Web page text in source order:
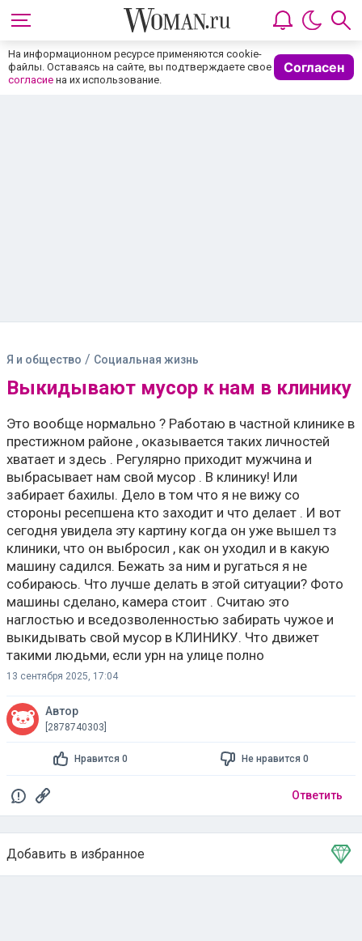
На информационном ресурсе применяются cookie-
файлы. Оставаясь на сайте, вы подтверждаете свое
согласие на их использование.
Согласен
Я и общество / Социальная жизнь
Выкидывают мусор к нам в клинику
Это вообще нормально ? Работаю в частной клинике в
престижном районе , оказывается таких личностей
хватает и здесь . Регулярно приходит мужчина и
выбрасывает нам свой мусор . В клинику! Или
забирает бахилы. Дело в том что я не вижу со
стороны ресепшена кто заходит и что делает . И вот
сегодня увидела эту картину когда он уже вышел тз
клиники, что он выбросил , как он уходил и в какую
машину садился. Бежать за ним и ругаться я не
собираюсь. Что лучше делать в этой ситуации? Фото
машины сделано, камера стоит . Считаю это
наглостью и вседозволенностью забирать чужое и
выкидывать свой мусор в КЛИНИКУ. Что движет
такими людьми, если урн на улице полно
13 сентября 2025, 17:04
Автор
[2878740303]
Нравится 0 Не нравится 0
Ответить
Добавить в избранное
Тема в избранном